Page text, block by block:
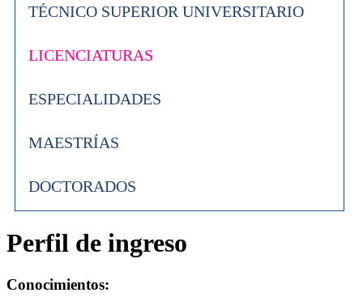
TÉCNICO SUPERIOR UNIVERSITARIO
LICENCIATURAS
ESPECIALIDADES
MAESTRÍAS
DOCTORADOS
Perfil de ingreso
Conocimientos: